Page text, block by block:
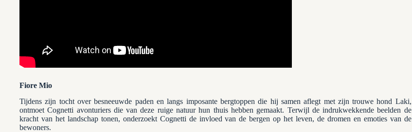
Fiore Mio
Tijdens zijn tocht over besneeuwde paden en langs imposante bergtoppen die hij samen aflegt met zijn trouwe hond Laki,
ontmoet Cognetti avonturiers die van deze ruige natuur hun thuis hebben gemaakt. Terwijl de indrukwekkende beelden de
kracht van het landschap tonen, onderzoekt Cognetti de invloed van de bergen op het leven, de dromen en emoties van de
bewoners.